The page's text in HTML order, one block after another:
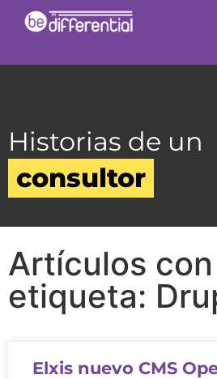
Historias de un
consultor
Artículos
etiqueta:
Elxis nuevo CMS